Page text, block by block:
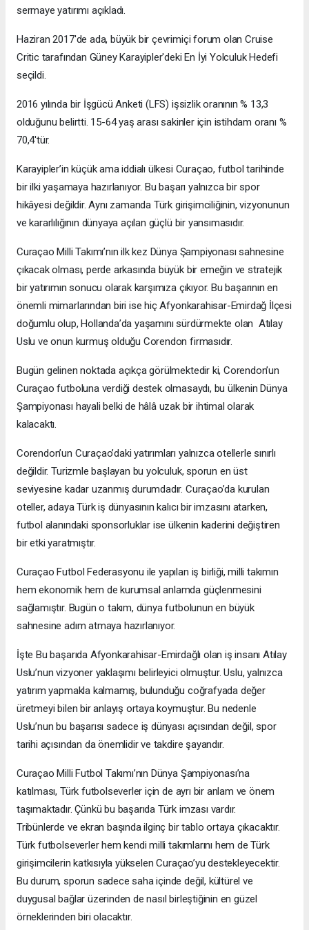
sermaye yatırımı açıkladı.
Haziran 2017'de ada, büyük bir çevrimiçi forum olan Cruise
Critic tarafından Güney Karayipler'deki En İyi Yolculuk Hedefi
seçildi.
2016 yılında bir İşgücü Anketi (LFS) işsizlik oranının % 13,3
olduğunu belirtti. 15-64 yaş arası sakinler için istihdam oranı %
70,4'tür.
Karayipler’in küçük ama iddialı ülkesi Curaçao, futbol tarihinde
bir ilki yaşamaya hazırlanıyor. Bu başarı yalnızca bir spor
hikâyesi değildir. Aynı zamanda Türk girişimciliğinin, vizyonunun
ve kararlılığının dünyaya açılan güçlü bir yansımasıdır.
Curaçao Milli Takımı’nın ilk kez Dünya Şampiyonası sahnesine
çıkacak olması, perde arkasında büyük bir emeğin ve stratejik
bir yatırımın sonucu olarak karşımıza çıkıyor. Bu başarının en
önemli mimarlarından biri ise hiç Afyonkarahisar-Emirdağ İlçesi
doğumlu olup, Hollanda’da yaşamını sürdürmekte olan Atılay
Uslu ve onun kurmuş olduğu Corendon firmasıdır.
Bugün gelinen noktada açıkça görülmektedir ki, Corendon’un
Curaçao futboluna verdiği destek olmasaydı, bu ülkenin Dünya
Şampiyonası hayali belki de hâlâ uzak bir ihtimal olarak
kalacaktı.
Corendon’un Curaçao’daki yatırımları yalnızca otellerle sınırlı
değildir. Turizmle başlayan bu yolculuk, sporun en üst
seviyesine kadar uzanmış durumdadır. Curaçao’da kurulan
oteller, adaya Türk iş dünyasının kalıcı bir imzasını atarken,
futbol alanındaki sponsorluklar ise ülkenin kaderini değiştiren
bir etki yaratmıştır.
Curaçao Futbol Federasyonu ile yapılan iş birliği, milli takımın
hem ekonomik hem de kurumsal anlamda güçlenmesini
sağlamıştır. Bugün o takım, dünya futbolunun en büyük
sahnesine adım atmaya hazırlanıyor.
İşte Bu başarıda Afyonkarahisar-Emirdağlı olan iş insanı Atılay
Uslu’nun vizyoner yaklaşımı belirleyici olmuştur. Uslu, yalnızca
yatırım yapmakla kalmamış, bulunduğu coğrafyada değer
üretmeyi bilen bir anlayış ortaya koymuştur. Bu nedenle
Uslu’nun bu başarısı sadece iş dünyası açısından değil, spor
tarihi açısından da önemlidir ve takdire şayandır.
Curaçao Milli Futbol Takımı’nın Dünya Şampiyonası’na
katılması, Türk futbolseverler için de ayrı bir anlam ve önem
taşımaktadır. Çünkü bu başarıda Türk imzası vardır.
Tribünlerde ve ekran başında ilginç bir tablo ortaya çıkacaktır.
Türk futbolseverler hem kendi milli takımlarını hem de Türk
girişimcilerin katkısıyla yükselen Curaçao’yu destekleyecektir.
Bu durum, sporun sadece saha içinde değil, kültürel ve
duygusal bağlar üzerinden de nasıl birleştiğinin en güzel
örneklerinden biri olacaktır.